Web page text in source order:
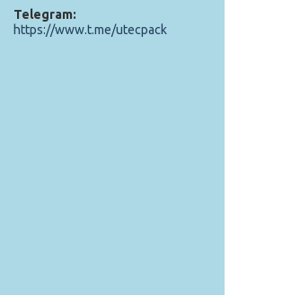
Telegram
https://www.t.me/utecpack